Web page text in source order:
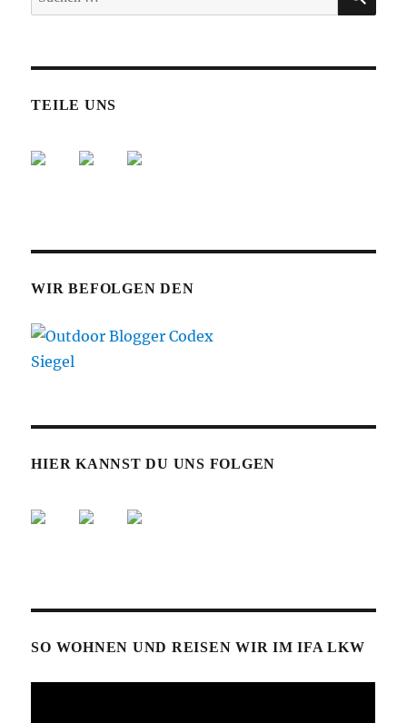
nach:
TEILE UNS
WIR BEFOLGEN DEN
HIER KANNST DU UNS FOLGEN
SO WOHNEN UND REISEN WIR IM IFA LKW